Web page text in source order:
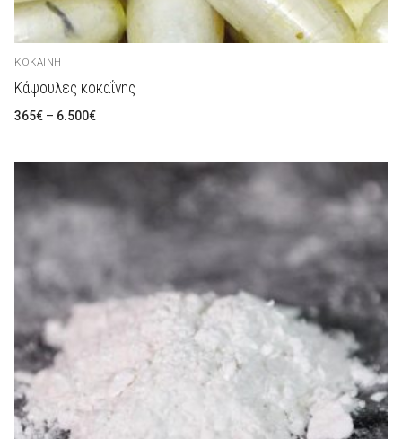
ΚΟΚΑΪ́ΝΗ
Κάψουλες κοκαΐνης
365€ – 6.500€Preisspanne: